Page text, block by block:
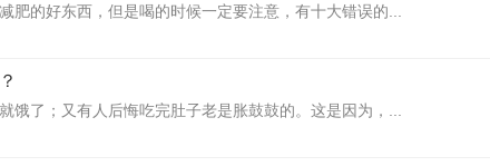
肥的好东西，但是喝的时候一定要注意，有十大错误的...
饿了；又有人后悔吃完肚子老是胀鼓鼓的。这是因为，...